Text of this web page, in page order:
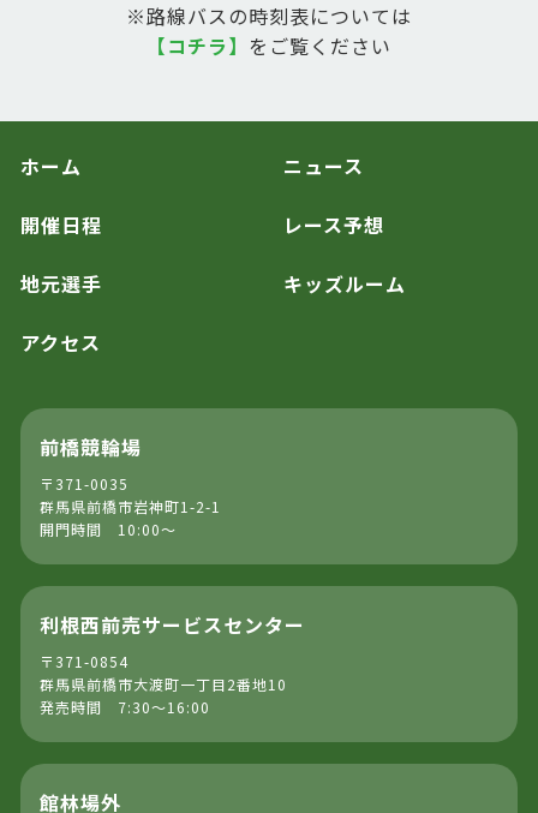
※路線バスの時刻表については
【コチラ】 をご覧ください
ホーム ニュース
開催日程 レース予想
地元選手 キッズルーム
アクセス
前橋競輪場
〒371-0035
群馬県前橋市岩神町1-2-1
開門時間 10:00～
利根西前売サービスセンター
〒371-0854
群馬県前橋市大渡町一丁目2番地10
発売時間 7:30～16:00
館林場外